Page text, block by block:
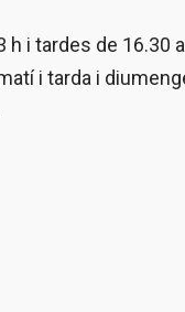
i tardes de 16.30
i tarda i